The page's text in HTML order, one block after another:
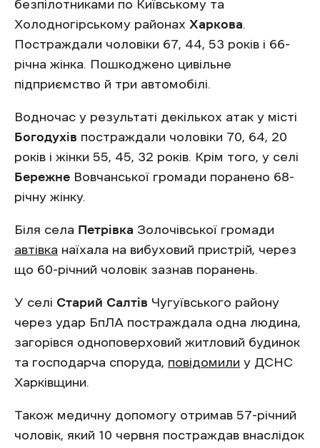
безпілотниками по Київському та
Холодногірському районах Харкова.
Постраждали чоловіки 67, 44, 53 років і 66-
річна жінка. Пошкоджено цивільне
підприємство й три автомобілі.
Водночас у результаті декількох атак у місті
Богодухів постраждали чоловіки 70, 64, 20
років і жінки 55, 45, 32 років. Крім того, у селі
Бережне Вовчанської громади поранено 68-
річну жінку.
Біля села Петрівка Золочівської громади
автівка наїхала на вибуховий пристрій, через
що 60-річний чоловік зазнав поранень.
У селі Старий Салтів Чугуївського району
через удар БпЛА постраждала одна людина,
загорівся одноповерховий житловий будинок
та господарча споруда, повідомили у ДСНС
Харківщини.
Також медичну допомогу отримав 57-річний
чоловік, який 10 червня постраждав внаслідок